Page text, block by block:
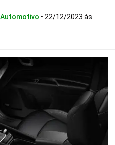
Automotivo • 22/12/2023 às